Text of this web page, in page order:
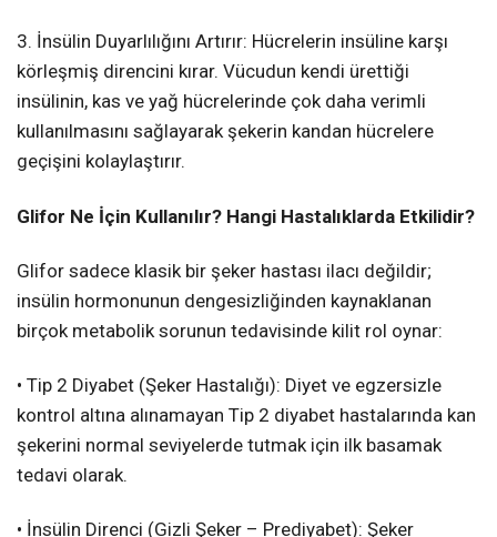
3. İnsülin Duyarlılığını Artırır: Hücrelerin insüline karşı
körleşmiş direncini kırar. Vücudun kendi ürettiği
insülinin, kas ve yağ hücrelerinde çok daha verimli
kullanılmasını sağlayarak şekerin kandan hücrelere
geçişini kolaylaştırır.
Glifor Ne İçin Kullanılır? Hangi Hastalıklarda Etkilidir?
Glifor sadece klasik bir şeker hastası ilacı değildir;
insülin hormonunun dengesizliğinden kaynaklanan
birçok metabolik sorunun tedavisinde kilit rol oynar:
• Tip 2 Diyabet (Şeker Hastalığı): Diyet ve egzersizle
kontrol altına alınamayan Tip 2 diyabet hastalarında kan
şekerini normal seviyelerde tutmak için ilk basamak
tedavi olarak.
• İnsülin Direnci (Gizli Şeker – Prediyabet): Şeker